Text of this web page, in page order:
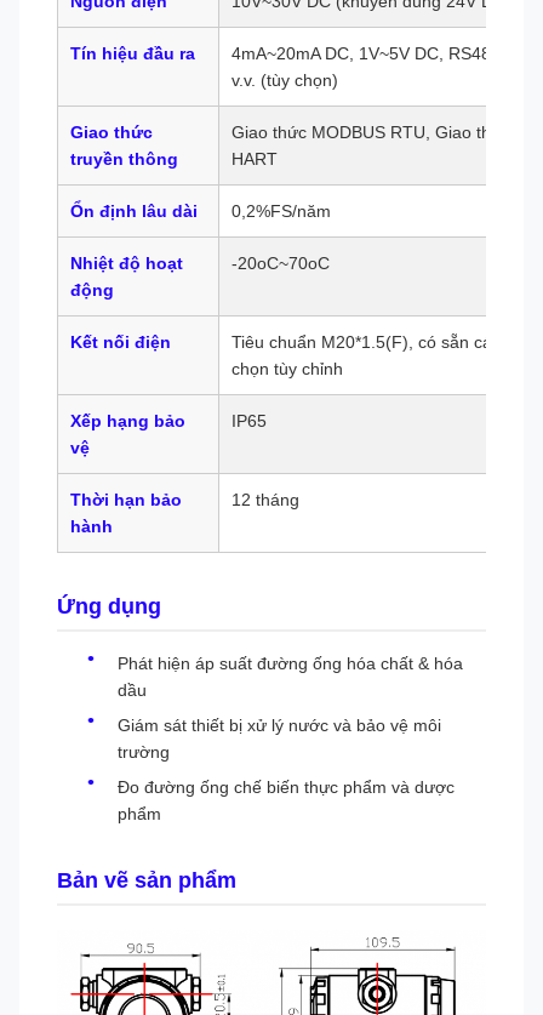
Tín hiệu đầu ra
4mA~20mA DC, 1V~5V DC, RS485,
v.v. (tùy chọn)
Giao thức
truyền thông
Giao thức MODBUS RTU, Giao thức
HART
Ổn định lâu dài 0,2%FS/năm
Nhiệt độ hoạt
động
-20oC~70oC
Kết nối điện
Tiêu chuẩn M20*1.5(F), có sẵn các tùy
chọn tùy chỉnh
Xếp hạng bảo
vệ
IP65
Thời hạn bảo
hành
12 tháng
Ứng dụng
Phát hiện áp suất đường ống hóa chất & hóa
dầu
Giám sát thiết bị xử lý nước và bảo vệ môi
trường
Đo đường ống chế biến thực phẩm và dược
phẩm
Bản vẽ sản phẩm